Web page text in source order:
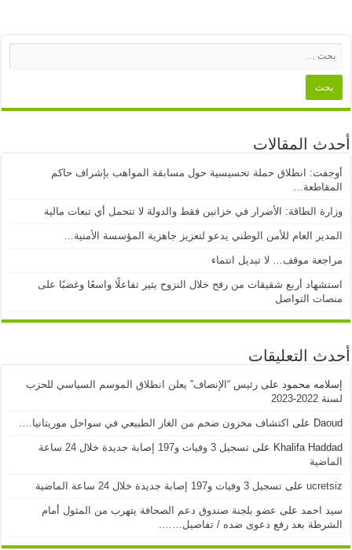
أحدث المقالات
أوجفت: انطلاق حملة تحسيسية حول مسابقة المواهب بإشراف حاكم
المقاطعة…
وزارة الطاقة: الأضرار في خزانين فقط والدولة لا تتحمل أي تبعات مالية
المدير العام للأمن الوطني يدعو لتعزيز جاهزية المؤسسة الأمنية…
مراجعة موقف… لا تبديل انتماء
استشهاد أربع شقيقات من رفح خلال النزوح يثير تفاعلًا واسعًا وغضبًا على
منصات التواصل
أحدث التعليقات
إسلامه محمود علىرئيس “الإنصاف” يعلن انطلاق الموسم السياسي للحزب
لسنة 2022-2023
Daoud على اكتشاف مخزون ضخم من الغاز الطبيعي في سواحل موريتانيا….
Khalifa Haddad على
تسجيل 3 وفيات و197 إصابة جديدة خلال 24 ساعة
الماضية
ucretsiz علىتسجيل 3 وفيات و197 إصابة جديدة خلال 24 ساعة الماضية
سيد احمد على عضو بلجنة صندوق دعم الصحافة يتهرب من المثول أمام
الشرطة بعد رفع دعوى ضده / تفاصيل…….